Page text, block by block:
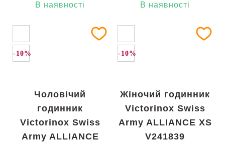
В наявності
В наявності
-10%
Чоловічий
годинник
Victorinox Swiss
Army ALLIANCE
-10%
Жіночий годинник
Victorinox Swiss
Army ALLIANCE XS
V241839